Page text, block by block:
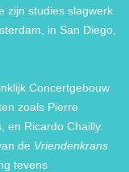
zijn studies slagwerk
in San Diego,
Concertgebouw
zoals Pierre
en Ricardo Chailly.
de Vriendenkrans
tevens